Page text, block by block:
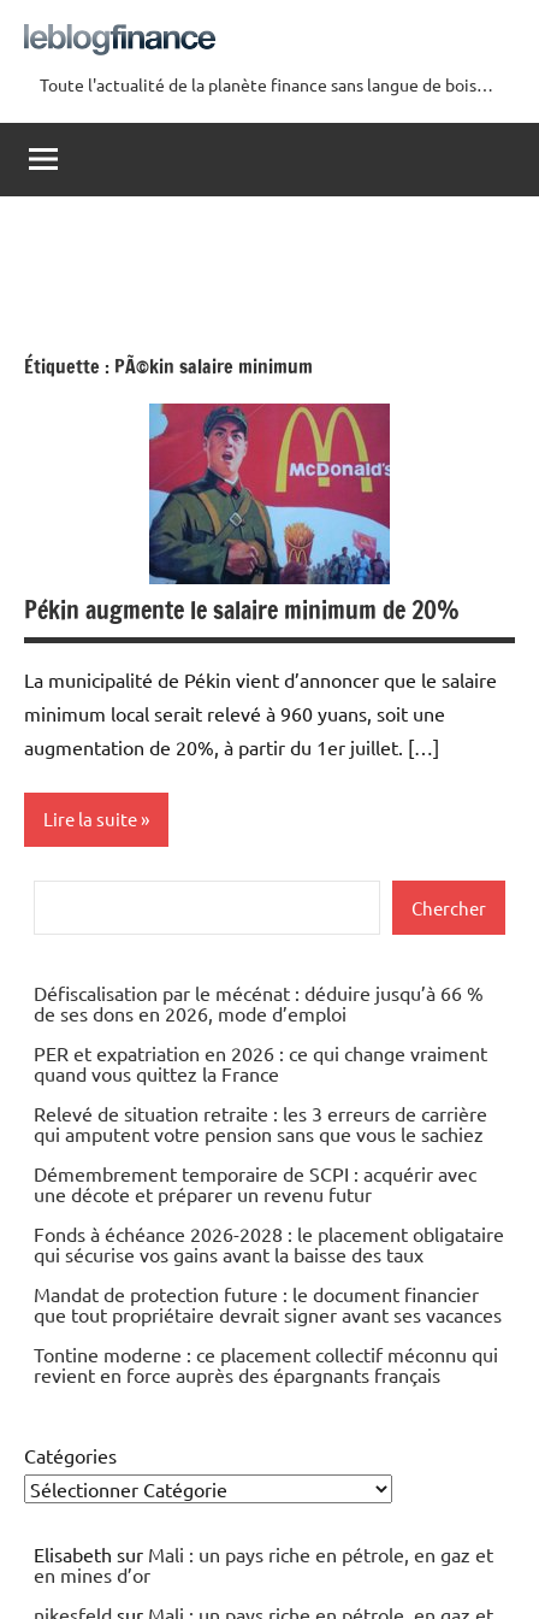
contenu
Le
Blog
Finance
Toute l'actualité de la planète finance sans langue de bois…
Étiquette : PÃ©kin salaire minimum
Pékin augmente le salaire minimum de 20%
La municipalité de Pékin vient d’annoncer que le salaire
minimum local serait relevé à 960 yuans, soit une
augmentation de 20%, à partir du 1er juillet. […]
Lire la suite
Chercher
Défiscalisation par le mécénat : déduire jusqu’à 66 %
de ses dons en 2026, mode d’emploi
PER et expatriation en 2026 : ce qui change vraiment
quand vous quittez la France
Relevé de situation retraite : les 3 erreurs de carrière
qui amputent votre pension sans que vous le sachiez
Démembrement temporaire de SCPI : acquérir avec
une décote et préparer un revenu futur
Fonds à échéance 2026-2028 : le placement obligataire
qui sécurise vos gains avant la baisse des taux
Mandat de protection future : le document financier
que tout propriétaire devrait signer avant ses vacances
Tontine moderne : ce placement collectif méconnu qui
revient en force auprès des épargnants français
Catégories
Elisabeth sur Mali : un pays riche en pétrole, en gaz et
en mines d’or